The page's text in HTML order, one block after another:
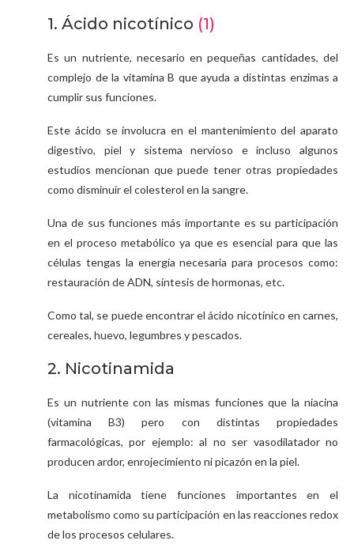
1. Ácido nicotínico (1)
Es un nutriente, necesario en pequeñas cantidades, del
complejo de la vitamina B que ayuda a distintas enzimas a
cumplir sus funciones.
Este ácido se involucra en el mantenimiento del aparato
digestivo, piel y sistema nervioso e incluso algunos
estudios mencionan que puede tener otras propiedades
como disminuir el colesterol en la sangre.
Una de sus funciones más importante es su participación
en el proceso metabólico ya que es esencial para que las
células tengas la energía necesaria para procesos como:
restauración de ADN, síntesis de hormonas, etc.
Como tal, se puede encontrar el ácido nicotínico en carnes,
cereales, huevo, legumbres y pescados.
2. Nicotinamida
Es un nutriente con las mismas funciones que la niacina
(vitamina B3) pero con distintas propiedades
farmacológicas, por ejemplo: al no ser vasodilatador no
producen ardor, enrojecimiento ni picazón en la piel.
La nicotinamida tiene funciones importantes en el
metabolismo como su participación en las reacciones redox
de los procesos celulares.